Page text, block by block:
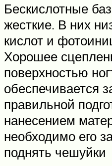
Бескислотные
жесткие. В них
кислот и
Хорошее
поверхностью
обеспечивается
правильной
нанесением
необходимо его
поднять чешуйки